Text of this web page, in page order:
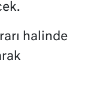
halinde